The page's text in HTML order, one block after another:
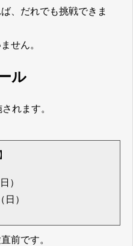
、だれでも挑戦できま
せん。
ル
れます。
）
）
前です。